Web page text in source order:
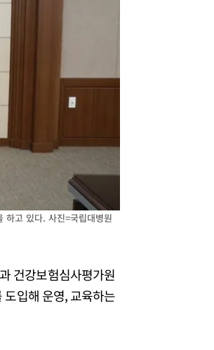
하고 있다. 사진=국립대병원
건강보험심사평가원
도입해 운영, 교육하는